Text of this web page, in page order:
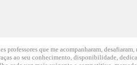
professores que me acompanharam,
ao seu conhecimento, disponibilidade,